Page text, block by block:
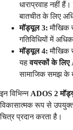
धाराप्रवाह नहीं
बातचीत के लिए
मॉड्यूल 3: मौखिक
गतिविधियों में
मॉड्यूल 4: मौखिक
यहवयस्कों के लिए
सामाजिक समझ के
इन विभिन्न ADOS 2
विकासात्मक रूप से
चित्र प्रदान करता है।